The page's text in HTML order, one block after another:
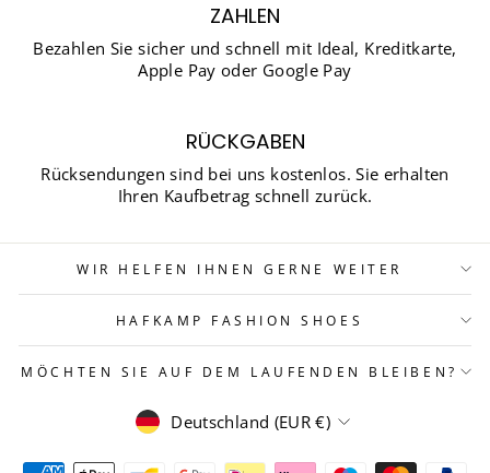
ZAHLEN
Bezahlen Sie sicher und schnell mit Ideal, Kreditkarte,
Apple Pay oder Google Pay
RÜCKGABEN
Rücksendungen sind bei uns kostenlos. Sie erhalten
Ihren Kaufbetrag schnell zurück.
WIR HELFEN IHNEN GERNE WEITER
HAFKAMP FASHION SHOES
MÖCHTEN SIE AUF DEM LAUFENDEN BLEIBEN?
WÄHRUNG
Deutschland (EUR €)